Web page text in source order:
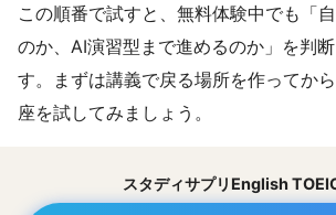
この順番で試すと、無料体験中でも「
のか、AI演習型まで進めるのか」を判
す。まずは講義で戻る場所を作ってか
座を試してみましょう。
スタディサプリEnglish